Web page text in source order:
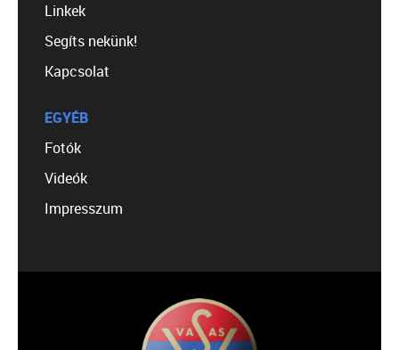
Linkek
Segíts nekünk!
Kapcsolat
EGYÉB
Fotók
Videók
Impresszum